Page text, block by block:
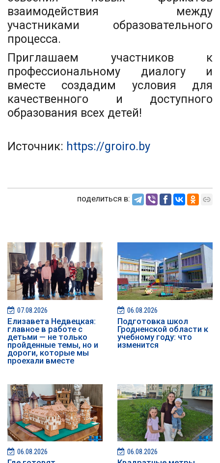
взаимодействия между
участниками образовательного
процесса.
Приглашаем участников к
профессиональному диалогу и
вместе создадим условия для
качественного и доступного
образования всех детей!
Источник: https://groiro.by
поделиться в:
07.08.2026
Елизавета Недвецкая:
главное в работе с
детьми — не только
пройденные темы, но и
дороги, которые мы
проехали вместе
06.08.2026
Подготовка школ
Гродненской области к
учебному году: что
изменится
06.08.2026 06.08.2026